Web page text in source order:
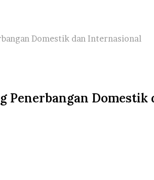
Domestik dan Internasional
Penerbangan